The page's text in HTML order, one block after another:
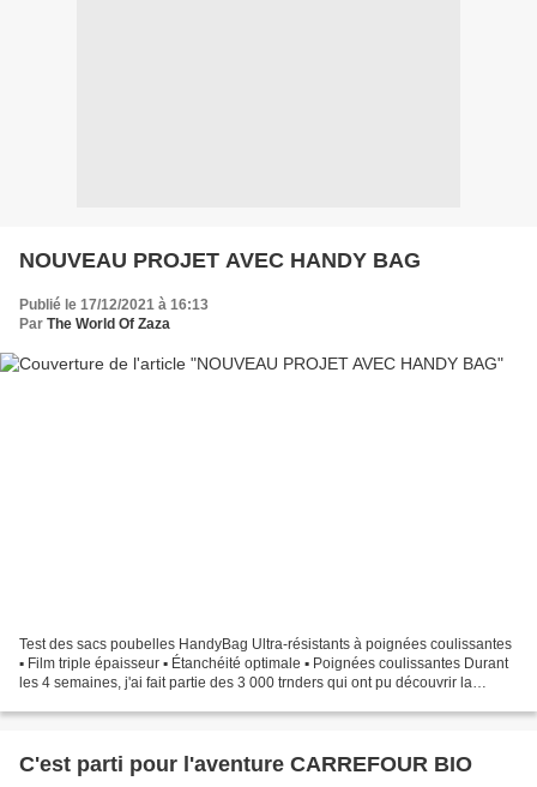
NOUVEAU PROJET AVEC HANDY BAG
Publié le 17/12/2021 à 16:13
Par The World Of Zaza
Test des sacs poubelles HandyBag Ultra-résistants à poignées coulissantes
▪️ Film triple épaisseur ▪️ Étanchéité optimale ▪️ Poignées coulissantes Durant
les 4 semaines, j'ai fait partie des 3 000 trnders qui ont pu découvrir la
C'est parti pour l'aventure CARREFOUR BIO